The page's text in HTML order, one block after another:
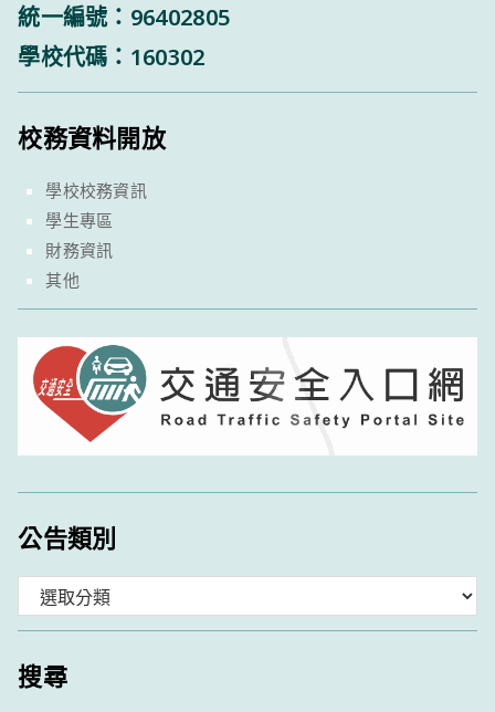
統一編號：96402805
學校代碼：160302
校務資料開放
學校校務資訊
學生專區
財務資訊
其他
公告類別
類
搜尋